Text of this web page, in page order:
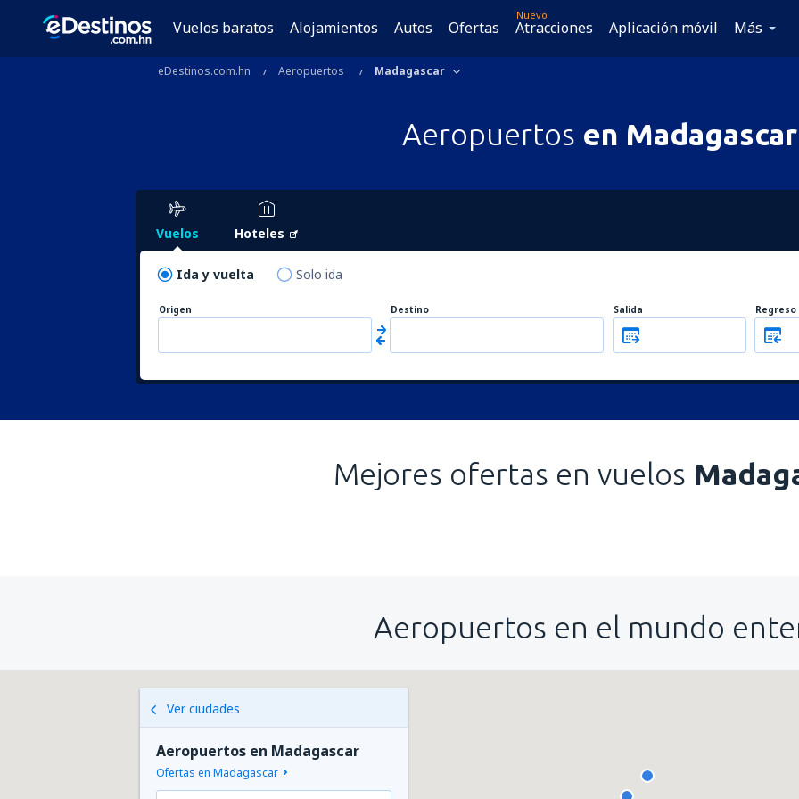
Vuelos baratos Alojamientos Autos Ofertas
Nuevo
Atracciones Aplicación móvil Más
eDestinos.com.hn Aeropuertos Madagascar
Aeropuertos en Madagascar
Vuelos Hoteles
Ida y vuelta Solo ida
Origen Destino Salida Regreso
Mejores ofertas en vuelos
Aeropuertos en el mundo
Ver ciudades
Aeropuertos en Madagascar
Ofertas en Madagascar